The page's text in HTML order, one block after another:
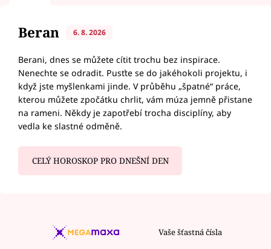
Beran 6. 8. 2026
Berani, dnes se můžete cítit trochu bez inspirace.
Nenechte se odradit. Pusťte se do jakéhokoli projektu, i
když jste myšlenkami jinde. V průběhu „špatné“ práce,
kterou můžete zpočátku chrlit, vám múza jemně přistane
na rameni. Někdy je zapotřebí trocha disciplíny, aby
vedla ke slastné odměně.
CELÝ HOROSKOP PRO DNEŠNÍ DEN
Vaše šťastná čísla